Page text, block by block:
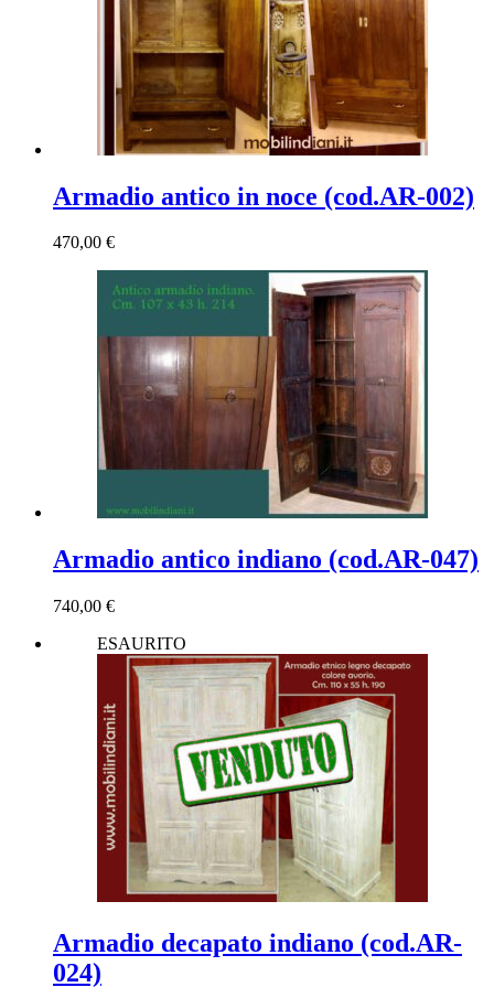
Armadio antico in noce (cod.AR-002)
470,00 €
Armadio antico indiano (cod.AR-047)
740,00 €
ESAURITO
Armadio decapato indiano (cod.AR-
024)